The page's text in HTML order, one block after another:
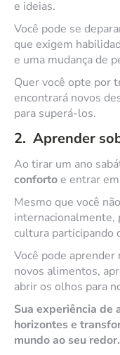
e ideias.
Você pode se
que exigem
e uma mudança de
Quer você opte por
encontrará novos
para superá-los.
2. Aprender
Ao tirar um ano
confortoe entrar
Mesmo que você
internacionalmente,
cultura participando
Você pode
novos alimentos,
abrir os olhos para
Sua experiência de
horizontes e
mundo ao seu redor.